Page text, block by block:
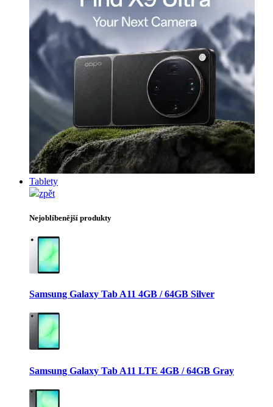
Tablety
zpět
Nejoblíbenější produkty
Samsung Galaxy Tab A11 4GB / 64GB Silver
Samsung Galaxy Tab A11 LTE 4GB / 64GB Gray